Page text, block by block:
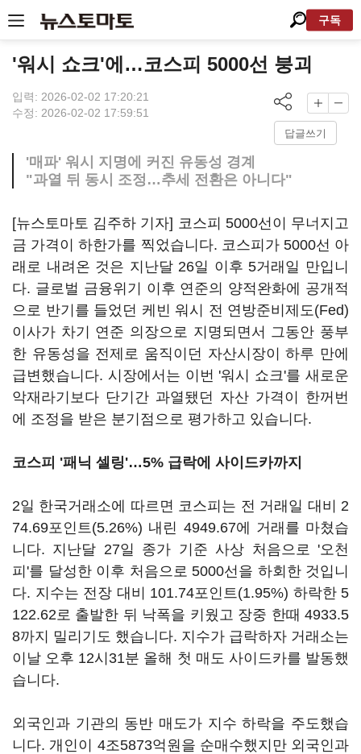
구독
'워시 쇼크'에…코스피 5000선 붕괴
입력: 2026-02-02 17:20:21
수정: 2026-02-02 17:59:51
답글쓰기
'매파' 워시 지명에 커진 유동성 경계
"과열 뒤 동시 조정…추세 전환은 아니다"
[뉴스토마토 김주하 기자] 코스피 5000선이 무너지고
금 가격이 하한가를 찍었습니다. 코스피가 5000선 아
래로 내려온 것은 지난달 26일 이후 5거래일 만입니
다. 글로벌 금융위기 이후 연준의 양적완화에 공개적
으로 반기를 들었던 케빈 워시 전 연방준비제도(Fed)
이사가 차기 연준 의장으로 지명되면서 그동안 풍부
한 유동성을 전제로 움직이던 자산시장이 하루 만에
급변했습니다. 시장에서는 이번 '워시 쇼크'를 새로운
악재라기보다 단기간 과열됐던 자산 가격이 한꺼번
에 조정을 받은 분기점으로 평가하고 있습니다.
코스피 '패닉 셀링'…5% 급락에 사이드카까지
2일 한국거래소에 따르면 코스피는 전 거래일 대비 2
74.69포인트(5.26%) 내린 4949.67에 거래를 마쳤습
니다. 지난달 27일 종가 기준 사상 처음으로 '오천
피'를 달성한 이후 처음으로 5000선을 하회한 것입니
다. 지수는 전장 대비 101.74포인트(1.95%) 하락한 5
122.62로 출발한 뒤 낙폭을 키웠고 장중 한때 4933.5
8까지 밀리기도 했습니다. 지수가 급락하자 거래소는
이날 오후 12시31분 올해 첫 매도 사이드카를 발동했
습니다.
외국인과 기관의 동반 매도가 지수 하락을 주도했습
니다. 개인이 4조5873억원을 순매수했지만 외국인과